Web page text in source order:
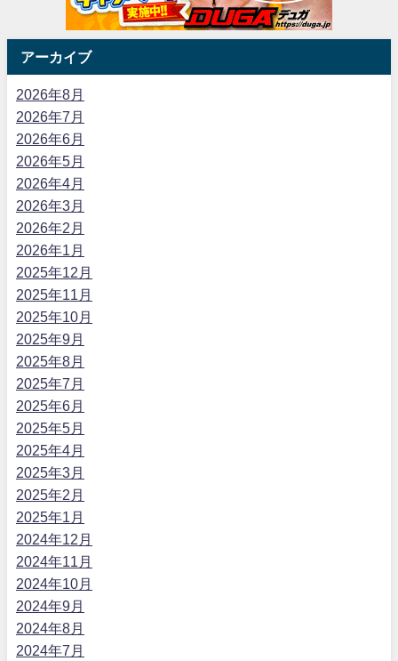
アーカイブ
2026年8月
2026年7月
2026年6月
2026年5月
2026年4月
2026年3月
2026年2月
2026年1月
2025年12月
2025年11月
2025年10月
2025年9月
2025年8月
2025年7月
2025年6月
2025年5月
2025年4月
2025年3月
2025年2月
2025年1月
2024年12月
2024年11月
2024年10月
2024年9月
2024年8月
2024年7月